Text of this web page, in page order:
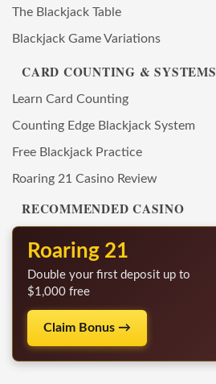
The Blackjack Table
Blackjack Game Variations
CARD COUNTING & SYSTEMS
Learn Card Counting
Counting Edge Blackjack System
Free Blackjack Practice
Roaring 21 Casino Review
RECOMMENDED CASINO
Roaring 21
Double your first deposit up to
$1,000 free
Claim Bonus →